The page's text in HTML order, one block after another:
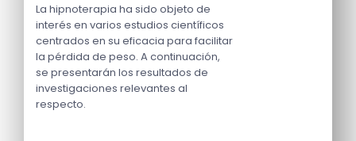
La hipnoterapia ha sido objeto de
interés en varios estudios científicos
centrados en su eficacia para facilitar
la pérdida de peso. A continuación,
se presentarán los resultados de
investigaciones relevantes al
respecto.